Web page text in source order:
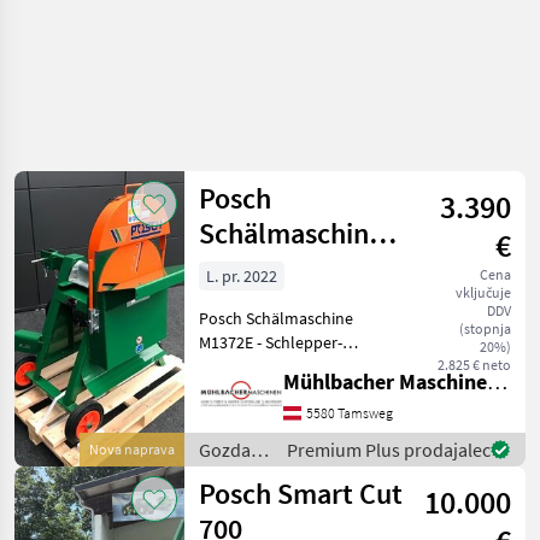
Nova naprava
Posch
Schälmaschine
M1372E
Zapfwellenantrieb
3.390
€
Cena
vključuje
DDV
(stopnja
20%)
2.825 € neto
L. pr. 2022
Posch Schälmaschine
M1372E - Schlepper-
mind. 7, 5kW - max.
empfohlene
Zapfwellendrehzahl 540
U/min - dreirilliger
Keilriemenantrieb - G
Mühlbacher Maschinen GmbH
5580 Tamsweg
Gozdarska
in
lesarska
mehanizacija
Premium Plus prodajalec
Posch Smart Cut
700
10.000